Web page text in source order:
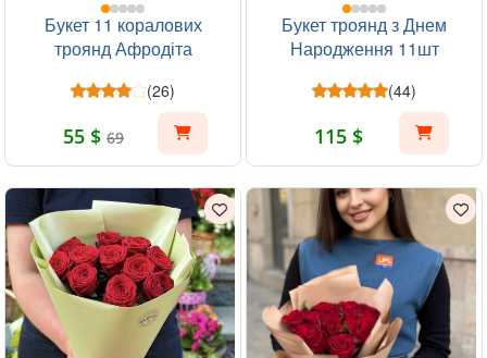
Букет 11 коралових
троянд Афродіта
(26)
55 $ 69
Букет троянд з Днем
Народження 11шт
(44)
115 $